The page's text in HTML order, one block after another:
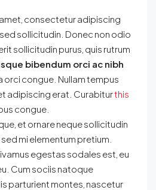
consectetur adipiscing
sollicitudin. Donec non odio
sollicitudin purus, quis rutrum
bibendum orci ac nibh
orci congue. Nullam tempus
adipiscing erat. Curabiturthis
congue.
et ornare neque sollicitudin
mi elementum pretium.
egestas sodales est, eu
Cum sociis natoque
parturient montes, nascetur